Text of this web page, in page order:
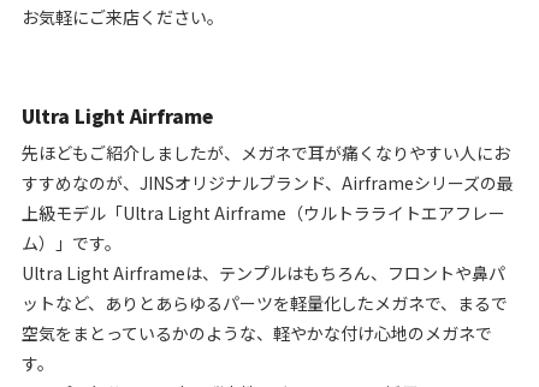
お気軽にご来店ください。
Ultra Light Airframe
先ほどもご紹介しましたが、メガネで耳が痛くなりやすい人にお
すすめなのが、JINSオリジナルブランド、Airframeシリーズの最
上級モデル「Ultra Light Airframe（ウルトラライトエアフレー
ム）」です。
Ultra Light Airframeは、テンプルはもちろん、フロントや鼻パ
ットなど、ありとあらゆるパーツを軽量化したメガネで、まるで
空気をまとっているかのような、軽やかな付け心地のメガネで
す。